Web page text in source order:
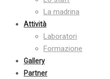
La madrina
Attività
Laboratori
Formazione
Gallery
Partner